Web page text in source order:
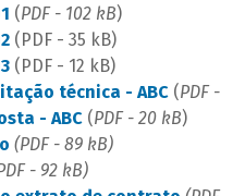
(PDF - 102 kB)
(PDF - 35 kB)
(PDF - 12 kB)
técnica - ABC(PDF -
- ABC(PDF - 20 kB)
(PDF - 89 kB)
- 92 kB)